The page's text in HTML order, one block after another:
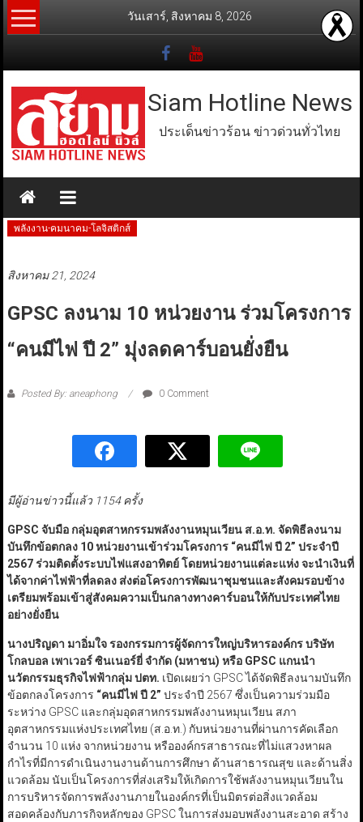
Skip
to
วันเสาร์, สิงหาคม 8, 2026
Siam Hotline News
ประเด็นข่าวร้อน ข่าวด่วนทั่วไทย
พลังงาน-คมนาคม-โลจิสติกส์
สิงหาคม 21, 2024
GPSC ลงนาม 10 หน่วยงาน ร่วมโครงการ
“คนมีไฟ ปี 2” มุ่งลดคาร์บอนยั่งยืน
Posted By: aneaphong 0 Comment
มีผู้อ่านข่าวนี้แล้ว 1154 ครั้ง
GPSC จับมือ กลุ่มอุตสาหกรรมพลังงานหมุนเวียน ส.อ.ท. จัดพิธีลงนาม
บันทึกข้อตกลง 10หน่วยงานเข้าร่วมโครงการ “คนมีไฟ ปี 2” ประจำปี
2567ร่วมติดตั้งระบบไฟแสงอาทิตย์ โดยหน่วยงานแต่ละแห่ง จะนำเงินที่
ได้จากค่าไฟฟ้าที่ลดลง ส่งต่อโครงการพัฒนาชุมชนและสังคมรอบข้าง
เตรียมพร้อมเข้าสู่สังคมความเป็นกลางทางคาร์บอนให้กับประเทศไทย
อย่างยั่งยืน
นางปริญดา มาอิ่มใจ รองกรรมการผู้จัดการใหญ่บริหารองค์กร บริษัท
โกลบอล เพาเวอร์ ซินเนอร์ยี่ จำกัด (มหาชน) หรือ GPSC แกนนำ
นวัตกรรมธุรกิจไฟฟ้ากลุ่ม ปตท. เปิดเผยว่า GPSC ได้จัดพิธีลงนามบันทึก
ข้อตกลงโครงการ “คนมีไฟ ปี 2” ประจำปี 2567 ซึ่งเป็นความร่วมมือ
ระหว่าง GPSC และกลุ่มอุดสาหกรรมพลังงานหมุนเวียน สภา
อุตสาหกรรมแห่งประเทศไทย (ส.อ.ท.) กับหน่วยงานที่ผ่านการคัดเลือก
จำนวน 10 แห่ง จากหน่วยงาน หรือองค์กรสาธารณะที่ไม่แสวงหาผล
กำไรที่มีการดำเนินงานงานด้านการศึกษา ด้านสาธารณสุข และด้านสิ่ง
แวดล้อม นับเป็นโครงการที่ส่งเสริมให้เกิดการใช้พลังงานหมุนเวียนใน
การบริหารจัดการพลังงานภายในองค์กรที่เป็นมิตรต่อสิ่งแวดล้อม
สอดคล้องกับภารกิจหลักของ GPSC ในการส่งมอบพลังงานสะอาด สร้าง